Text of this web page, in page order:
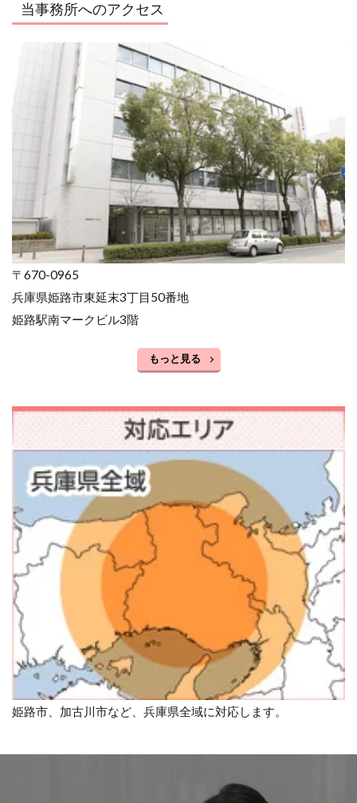
当事務所へのアクセス
〒670-0965
兵庫県姫路市東延末3丁目50番地
姫路駅南マークビル3階
もっと見る
姫路市、加古川市など、兵庫県全域に対応します。